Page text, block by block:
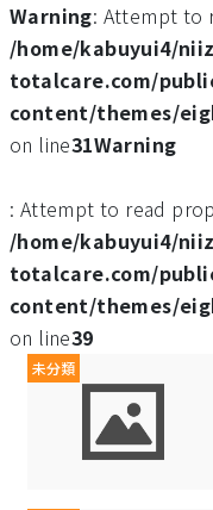
Warning: Attempt to
/home/kabuyui4/
totalcare.com/
content/themes/
on line31Warning
: Attempt to read
/home/kabuyui4/
totalcare.com/
content/themes/
on line39
未分類